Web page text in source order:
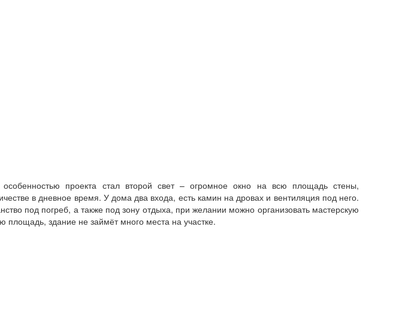
проекта стал второй свет – огромное окно на всю площадь стены,
в дневное время. У дома два входа, есть камин на дровах и вентиляция под него.
под погреб, а также под зону отдыха, при желании можно организовать мастерскую
площадь, здание не займёт много места на участке.